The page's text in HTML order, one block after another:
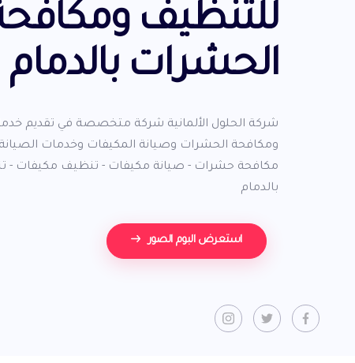
للتنظيف
الحشرات بالدمام
شركة الحلول الألمانية شركة متخصصة في تقديم
ومكافحة الحشرات وصيانة المكيفات وخدمات
مكافحة حشرات - صيانة مكيفات - تنظيف مكيفات -
بالدمام
استعرض البوم الصور